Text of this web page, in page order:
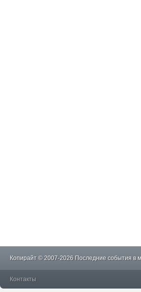
Копирайт © 2007-2026 Последние события в
Контакты